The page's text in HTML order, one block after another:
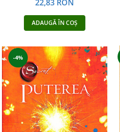
22,83 RON
ADAUGĂ ÎN COȘ
-4%